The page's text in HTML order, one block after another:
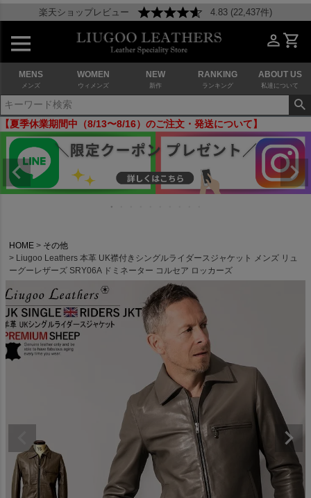
楽天ショップレビュー 4.83 (22,437件)
MENS
メンズ
WOMEN
ウィメンズ
NEW
新作
RANKING
ランキング
ABOUT US
私達について
【夏季休業期間中（8/13〜8/16）のご注文・発送について】
HOME
その他
Liugoo Leathers 本革 UK襟付きシングルライダースジャケット メンズ リュ
ーグーレザーズ SRY06A ドミネーター コルセア ロッカーズ